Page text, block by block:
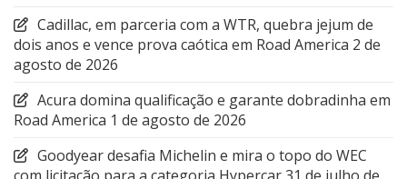
Cadillac, em parceria com a WTR, quebra jejum de
dois anos e vence prova caótica em Road America 2 de
agosto de 2026
Acura domina qualificação e garante dobradinha em
Road America 1 de agosto de 2026
Goodyear desafia Michelin e mira o topo do WEC